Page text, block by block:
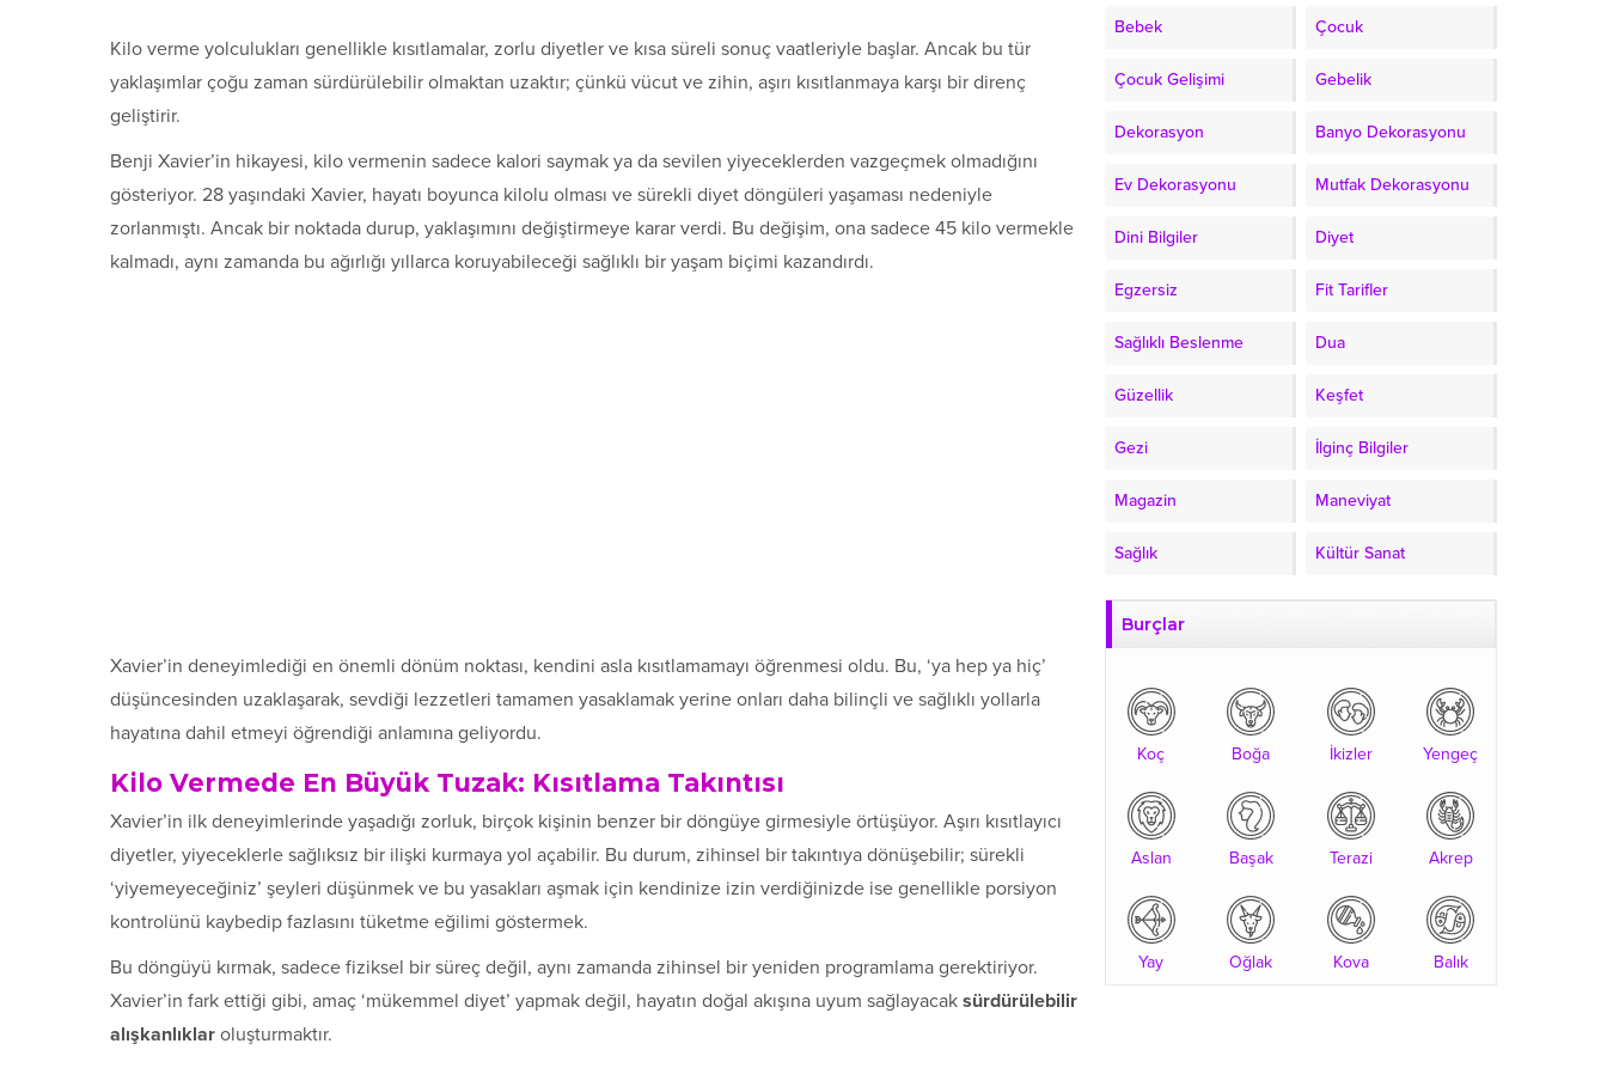
Kilo verme yolculukları genellikle kısıtlamalar, zorlu diyetler ve kısa süreli sonuç vaatleriyle başlar. Ancak bu tür
yaklaşımlar çoğu zaman sürdürülebilir olmaktan uzaktır; çünkü vücut ve zihin, aşırı kısıtlanmaya karşı bir direnç
geliştirir.
Benji Xavier’in hikayesi, kilo vermenin sadece kalori saymak ya da sevilen yiyeceklerden vazgeçmek olmadığını
gösteriyor. 28 yaşındaki Xavier, hayatı boyunca kilolu olması ve sürekli diyet döngüleri yaşaması nedeniyle
zorlanmıştı. Ancak bir noktada durup, yaklaşımını değiştirmeye karar verdi. Bu değişim, ona sadece 45 kilo vermekle
kalmadı, aynı zamanda bu ağırlığı yıllarca koruyabileceği sağlıklı bir yaşam biçimi kazandırdı.
Xavier’in deneyimlediği en önemli dönüm noktası, kendini asla kısıtlamamayı öğrenmesi oldu. Bu, ‘ya hep ya hiç’
düşüncesinden uzaklaşarak, sevdiği lezzetleri tamamen yasaklamak yerine onları daha bilinçli ve sağlıklı yollarla
hayatına dahil etmeyi öğrendiği anlamına geliyordu.
Kilo Vermede En Büyük Tuzak: Kısıtlama Takıntısı
Xavier’in ilk deneyimlerinde yaşadığı zorluk, birçok kişinin benzer bir döngüye girmesiyle örtüşüyor. Aşırı kısıtlayıcı
diyetler, yiyeceklerle sağlıksız bir ilişki kurmaya yol açabilir. Bu durum, zihinsel bir takıntıya dönüşebilir; sürekli
‘yiyemeyeceğiniz’ şeyleri düşünmek ve bu yasakları aşmak için kendinize izin verdiğinizde ise genellikle porsiyon
kontrolünü kaybedip fazlasını tüketme eğilimi göstermek.
Bu döngüyü kırmak, sadece fiziksel bir süreç değil, aynı zamanda zihinsel bir yeniden programlama gerektiriyor.
Xavier’in fark ettiği gibi, amaç ‘mükemmel diyet’ yapmak değil, hayatın doğal akışına uyum sağlayacak sürdürülebilir
alışkanlıklar oluşturmaktır.
olan...
Bebek Çocuk
Çocuk Gelişimi Gebelik
Dekorasyon Banyo Dekorasyonu
Ev Dekorasyonu Mutfak Dekorasyonu
Dini Bilgiler Diyet
Egzersiz Fit Tarifler
Sağlıklı Beslenme Dua
Güzellik Keşfet
Gezi İlginç Bilgiler
Magazin Maneviyat
Sağlık Kültür Sanat
Burçlar
Koç Boğa İkizler Yengeç
Aslan Başak Terazi Akrep
Yay Oğlak Kova Balık